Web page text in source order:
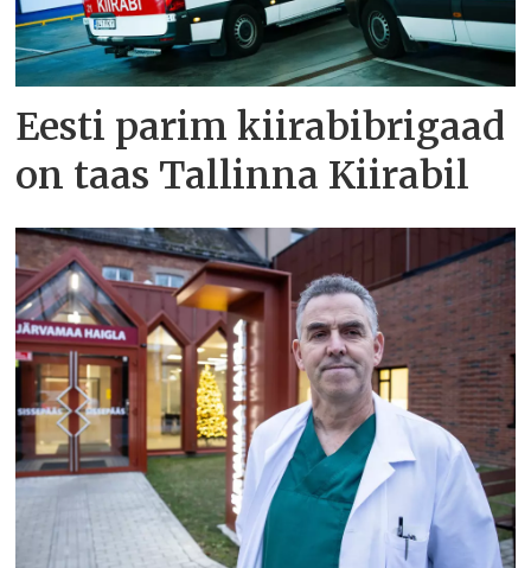
Eesti parim kiirabibrigaad
on taas Tallinna Kiirabil